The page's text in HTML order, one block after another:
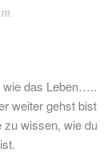
wie das Leben…..
weiter gehst bist
zu wissen, wie du